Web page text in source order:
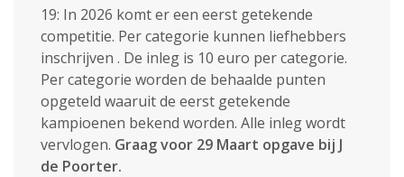
19: In 2026 komt er een eerst getekende
competitie. Per categorie kunnen liefhebbers
inschrijven . De inleg is 10 euro per categorie.
Per categorie worden de behaalde punten
opgeteld waaruit de eerst getekende
kampioenen bekend worden. Alle inleg wordt
vervlogen. Graag voor 29 Maart opgave bij J
de Poorter.